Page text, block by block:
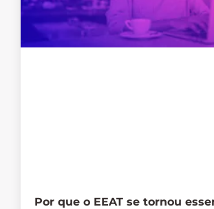
Por que o EEAT se tornou